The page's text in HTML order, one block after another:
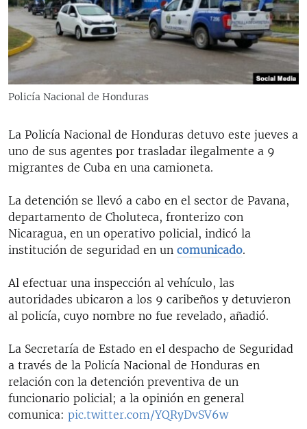
RADIO MARTÍ
ESPECIALES
ESPECIALES
LA REALIDAD DE LA VIVIENDA EN CUBA
KENTU-CUBANO
LOS SANTOS DE HIALEAH
MULTIMEDIA
EDITORIALES
Policía Nacional de Honduras
La Policía Nacional de Honduras detuvo este jueves a
uno de sus agentes por trasladar ilegalmente a 9
migrantes de Cuba en una camioneta.
La detención se llevó a cabo en el sector de Pavana,
departamento de Choluteca, fronterizo con
Nicaragua, en un operativo policial, indicó la
institución de seguridad en un comunicado.
Al efectuar una inspección al vehículo, las
autoridades ubicaron a los 9 caribeños y detuvieron
al policía, cuyo nombre no fue revelado, añadió.
La Secretaría de Estado en el despacho de Seguridad
a través de la Policía Nacional de Honduras en
relación con la detención preventiva de un
funcionario policial; a la opinión en general
comunica: pic.twitter.com/YQRyDvSV6w